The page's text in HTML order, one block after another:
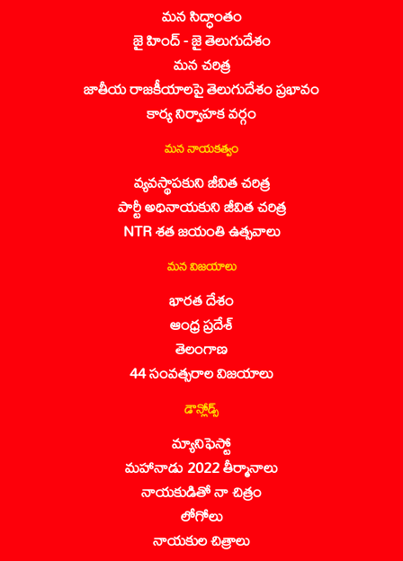
మన సిద్ధాంతం
జై హింద్ - జై తెలుగుదేశం
మన చరిత్ర
జాతీయ రాజకీయాలపై తెలుగుదేశం ప్రభావం
కార్య నిర్వాహక వర్గం
మన నాయకత్వం
వ్యవస్థాపకుని జీవిత చరిత్ర
పార్టీ అధినాయకుని జీవిత చరిత్ర
NTR శత జయంతి ఉత్సవాలు
మన విజయాలు
భారత దేశం
ఆంధ్ర ప్రదేశ్
తెలంగాణ
44 సంవత్సరాల విజయాలు
డౌన్లోడ్స్
మ్యానిఫెస్టో
మహానాడు 2022 తీర్మానాలు
నాయకుడితో నా చిత్రం
లోగోలు
నాయకుల చిత్రాలు